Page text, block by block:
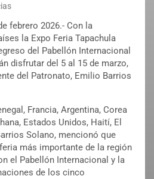
febrero 2026.- Con la
la Expo Feria Tapachula
del Pabellón Internacional
disfrutar del 5 al 15 de marzo,
del Patronato, Emilio Barrios
Francia, Argentina, Corea
Estados Unidos, Haití, El
Solano, mencionó que
más importante de la región
el Pabellón Internacional y la
de los cinco